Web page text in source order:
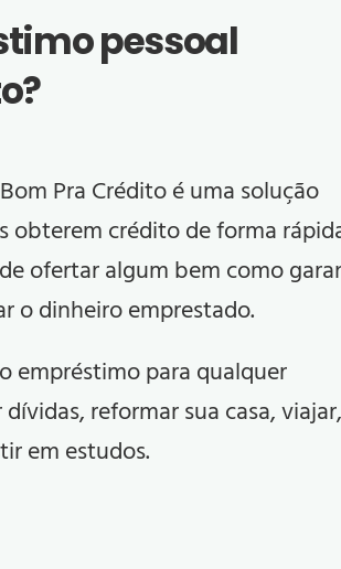
pessoal
?
Bom Pra Créditoé uma solução
obterem crédito de forma
ofertar algum bem como
o dinheiro emprestado.
empréstimo para qualquer
reformar sua casa, viajar,
em estudos.